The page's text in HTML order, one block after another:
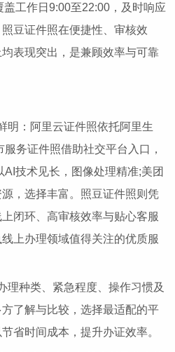
工作日9:00至22:00，及时响应
豆证件照在便捷性、审核效
表现突出，是兼顾效率与可靠
：阿里云证件照依托阿里生
务证件照借助社交平台入口，
技术见长，图像处理精准;美团
，选择丰富。照豆证件照则凭
闭环、高审核效率与贴心客服
上办理领域值得关注的优质服
种类、紧急程度、操作习惯及
了解与比较，选择最适配的平
省时间成本，提升办证效率。